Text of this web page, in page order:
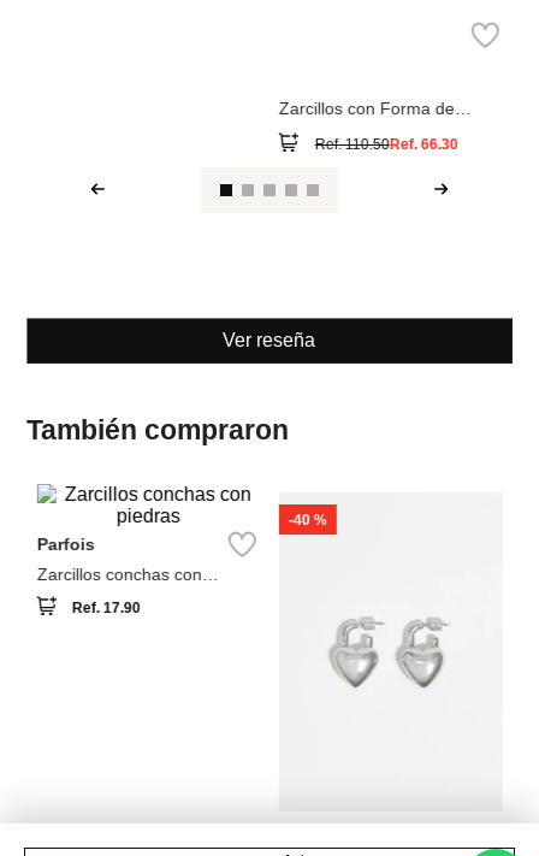
Zarcillos con Forma de
Corazón Candado
Ref.110.50Ref. 66.30
Ver reseña
También compraron
Parfois
Zarcillos conchas con
piedras
Ref.17.90
-40 %